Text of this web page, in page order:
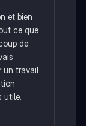
et bien
ce que
de
un travail
utile.